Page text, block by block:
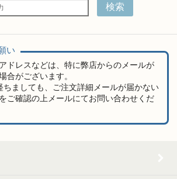
検索
い
ドレスなどは、特に弊店からのメールが
合がございます。
ちましても、ご注文詳細メールが届かない
ご確認の上メールにてお問い合わせくだ